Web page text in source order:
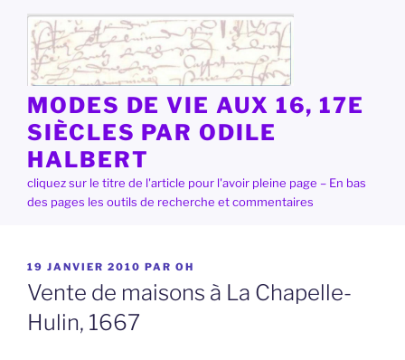
contenu
principal
MODES DE VIE AUX 16, 17E
SIÈCLES PAR ODILE
HALBERT
cliquez sur le titre de l'article pour l'avoir pleine page – En bas
des pages les outils de recherche et commentaires
PUBLIÉ
LE
19 JANVIER 2010 PAR OH
Vente de maisons à La Chapelle-
Hulin, 1667